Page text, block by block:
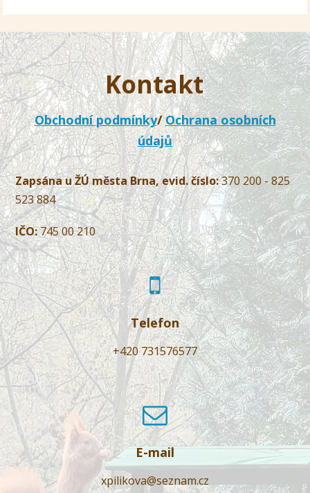
Kontakt
Obchodní podmínky/Ochrana osobních
údajů
Zapsána u ŽÚ města Brna, evid. číslo:370 200 - 825
523 884
IČO:745 00 210
Telefon
+420 731576577
E-mail
xpilikova@seznam.cz